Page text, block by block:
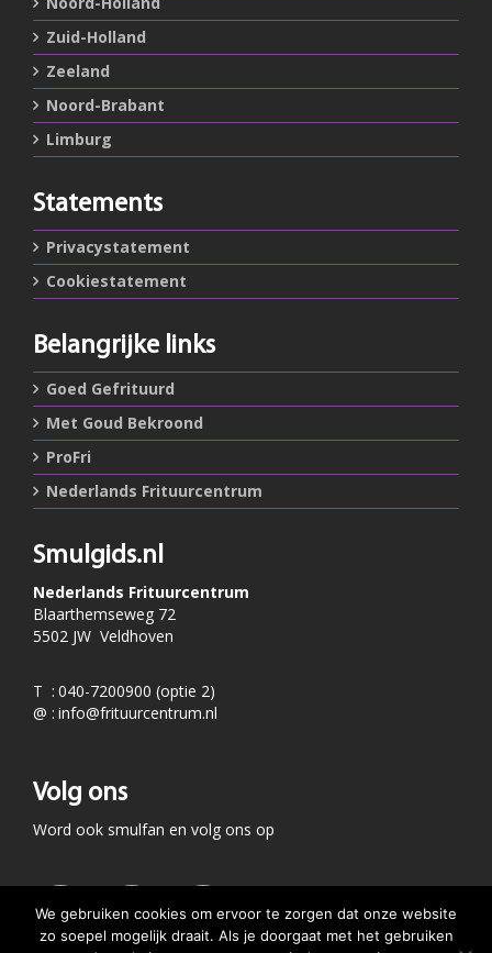
Zuid-Holland
Zeeland
Noord-Brabant
Limburg
Statements
Privacystatement
Cookiestatement
Belangrijke links
Goed Gefrituurd
Met Goud Bekroond
ProFri
Nederlands Frituurcentrum
Smulgids.nl
Nederlands Frituurcentrum
Blaarthemseweg 72
5502 JW Veldhoven
T : 040-7200900 (optie 2)
@ : info@frituurcentrum.nl
Volg ons
Word ook smulfan en volg ons op
We gebruiken cookies om ervoor te zorgen dat onze website
zo soepel mogelijk draait. Als je doorgaat met het gebruiken